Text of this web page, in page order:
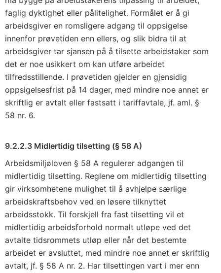
faglig dyktighet eller pålitelighet. Formålet er å gi
arbeidsgiver en romsligere adgang til oppsigelse
innenfor prøvetiden enn ellers, og slik bidra til at
arbeidsgiver tar sjansen på å tilsette arbeidstaker som
det er noe usikkert om kan utføre arbeidet
tilfredsstillende. I prøvetiden gjelder en gjensidig
oppsigelsesfrist på 14 dager, med mindre noe annet er
skriftlig er avtalt eller fastsatt i tariffavtale, jf. aml. §
58 nr. 6.
9.2.2.3 Midlertidig tilsetting (§ 58 A)
Arbeidsmiljøloven § 58 A regulerer adgangen til
midlertidig tilsetting. Reglene om midlertidig tilsetting
gir virksomhetene mulighet til å avhjelpe særlige
arbeidskraftsbehov ved en løsere tilknyttet
arbeidsstokk. Til forskjell fra fast tilsetting vil et
midlertidig arbeidsforhold normalt utløpe ved det
avtalte tidsrommets utløp eller når det bestemte
arbeidet er avsluttet, med mindre noe annet er skriftlig
avtalt, jf. § 58 A nr. 2. Har tilsettingen vart i mer enn